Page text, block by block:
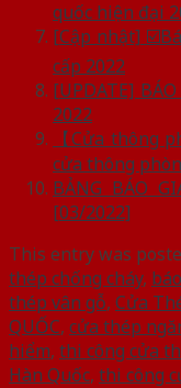
quốc hiện đại
[Cập nhật]
cấp 2022
[UPDATE]
2022
【Cửa thông
cửa thông
BẢNG BÁO
[03/2022]
This entry was
thép chống cháy,
thép vân gỗ, Cửa
QUỐC, cửa thép
hiểm, thi công cửa
Hàn Quốc, thi công